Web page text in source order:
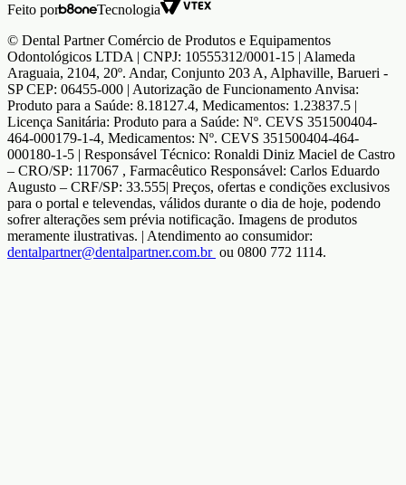
Feito por
Tecnologia
© Dental Partner Comércio de Produtos e Equipamentos
Odontológicos LTDA | CNPJ: 10555312/0001-15 | Alameda
Araguaia, 2104, 20º. Andar, Conjunto 203 A, Alphaville, Barueri -
SP CEP: 06455-000 | Autorização de Funcionamento Anvisa:
Produto para a Saúde: 8.18127.4, Medicamentos: 1.23837.5 |
Licença Sanitária: Produto para a Saúde: Nº. CEVS 351500404-
464-000179-1-4, Medicamentos: Nº. CEVS 351500404-464-
000180-1-5 | Responsável Técnico: Ronaldi Diniz Maciel de Castro
– CRO/SP: 117067 , Farmacêutico Responsável: Carlos Eduardo
Augusto – CRF/SP: 33.555| Preços, ofertas e condições exclusivos
para o portal e televendas, válidos durante o dia de hoje, podendo
sofrer alterações sem prévia notificação. Imagens de produtos
meramente ilustrativas. | Atendimento ao consumidor:
dentalpartner@dentalpartner.com.br ou 0800 772 1114.